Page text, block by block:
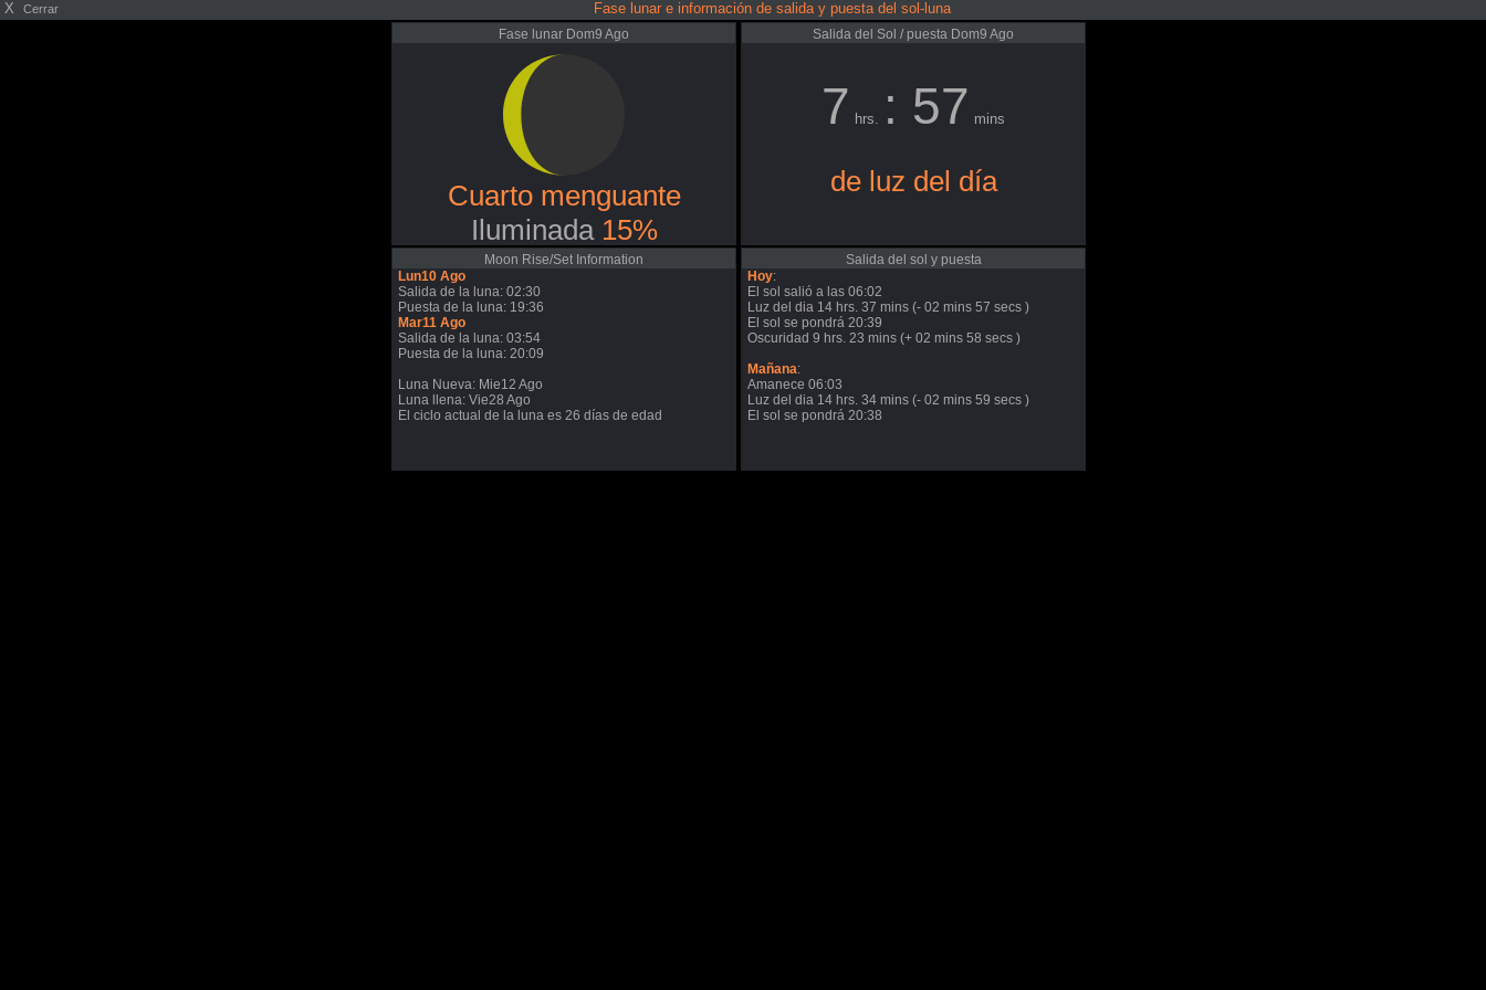
X Cerrar Fase lunar e información de salida y puesta del sol-luna
Fase lunar Dom9 Ago
Cuarto menguante
Iluminada 15%
Salida del Sol / puesta Dom9 Ago
7 hrs. : 57 mins
de luz del día
Moon Rise/Set Information
Lun10 Ago
Salida de la luna: 02:30
Puesta de la luna: 19:36
Mar11 Ago
Salida de la luna: 03:54
Puesta de la luna: 20:09
Luna Nueva: Mie12 Ago
Luna llena: Vie28 Ago
El ciclo actual de la luna es 26 días de edad
Salida del sol y puesta
Hoy:
El sol salió a las 06:02
Luz del dia 14 hrs. 37 mins (- 02 mins 57 secs )
El sol se pondrá 20:39
Oscuridad 9 hrs. 23 mins (+ 02 mins 58 secs )
Mañana:
Amanece 06:03
Luz del dia 14 hrs. 34 mins (- 02 mins 59 secs )
El sol se pondrá 20:38